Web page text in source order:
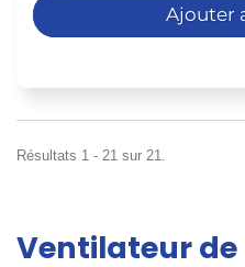
Ajouter
Résultats 1 - 21 sur 21.
Ventilateur